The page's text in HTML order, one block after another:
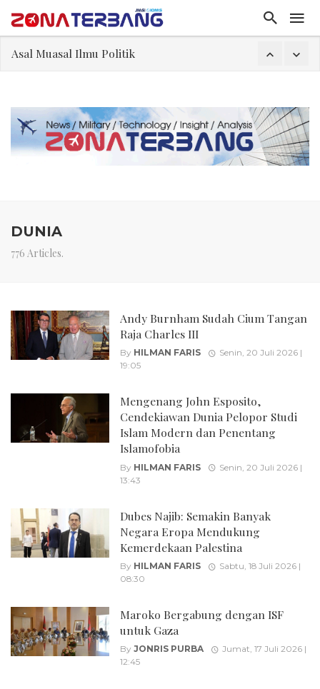
Asal Muasal Ilmu Politik
FWK: Presiden dan Masyarakat Perlu Gunakan Bahasa yang Santun
Dua Pesawat Nyaris Tabrakan di Haneda
Kedutaan Palestina Gelar Aksi Kerja Sukarela di Menteng sebagai Bentuk Terima Kasih kepada Indonesia
DUNIA
776 Articles.
Andy Burnham Sudah Cium Tangan
Raja Charles III
By HILMAN FARIS
Senin, 20 Juli 2026 |
19:05
Mengenang John Esposito,
Cendekiawan Dunia Pelopor Studi
Islam Modern dan Penentang
Islamofobia
By HILMAN FARIS
Senin, 20 Juli 2026 |
13:43
Dubes Najib: Semakin Banyak
Negara Eropa Mendukung
Kemerdekaan Palestina
By HILMAN FARIS
Sabtu, 18 Juli 2026 |
08:30
Maroko Bergabung dengan ISF
untuk Gaza
By JONRIS PURBA
Jumat, 17 Juli 2026 |
12:45